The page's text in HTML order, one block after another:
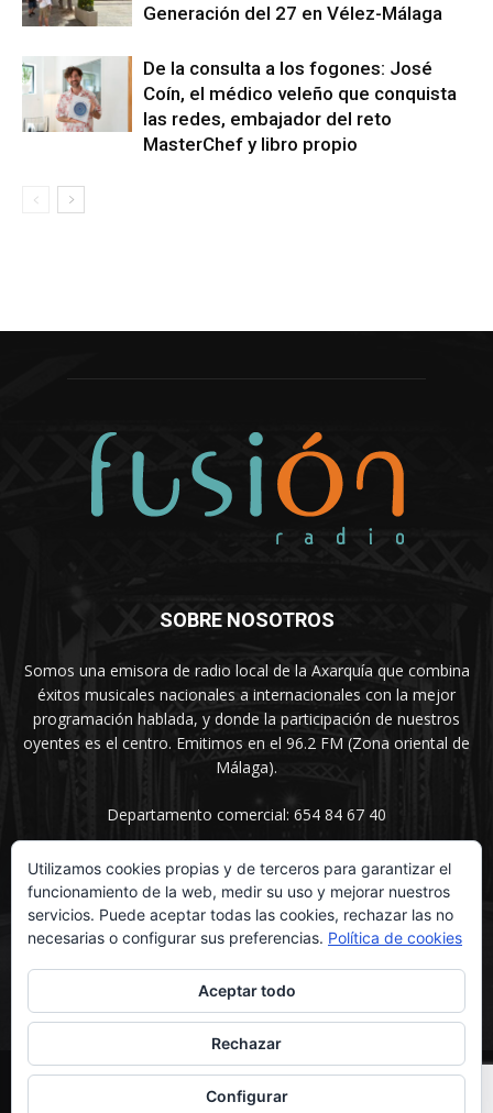
Generación del 27 en Vélez-Málaga
De la consulta a los fogones: José
Coín, el médico veleño que conquista
las redes, embajador del reto
MasterChef y libro propio
SOBRE NOSOTROS
Somos una emisora de radio local de la Axarquía que combina
éxitos musicales nacionales a internacionales con la mejor
programación hablada, y donde la participación de nuestros
oyentes es el centro. Emitimos en el 96.2 FM (Zona oriental de
Málaga).
Departamento comercial: 654 84 67 40
SÍGUENOS
© UNIMEDIOS - Agencia de Marketing en Vélez-Málaga 2026
Utilizamos cookies propias y de terceros para garantizar el
funcionamiento de la web, medir su uso y mejorar nuestros
servicios. Puede aceptar todas las cookies, rechazar las no
necesarias o configurar sus preferencias. Política de cookies
Aceptar todo
Rechazar
Configurar